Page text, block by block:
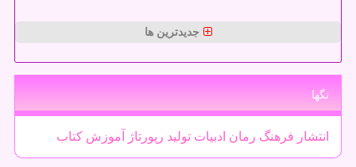
جدیدترین ها
تگها
انتشار فرهنگ رمان ادبیات تولید رپورتاژ آموزش كتاب